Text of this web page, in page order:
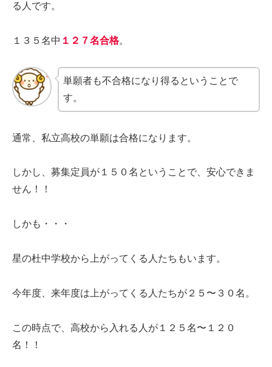
る人です。
１３５名中 １２７名合格。
単願者も不合格になり得るということで
す。
通常、私立高校の単願は合格になります。
しかし、募集定員が１５０名ということで、安心できま
せん！！
しかも・・・
星の杜中学校から上がってくる人たちもいます。
今年度、来年度は上がってくる人たちが２５〜３０名。
この時点で、高校から入れる人が１２５名〜１２０
名！！